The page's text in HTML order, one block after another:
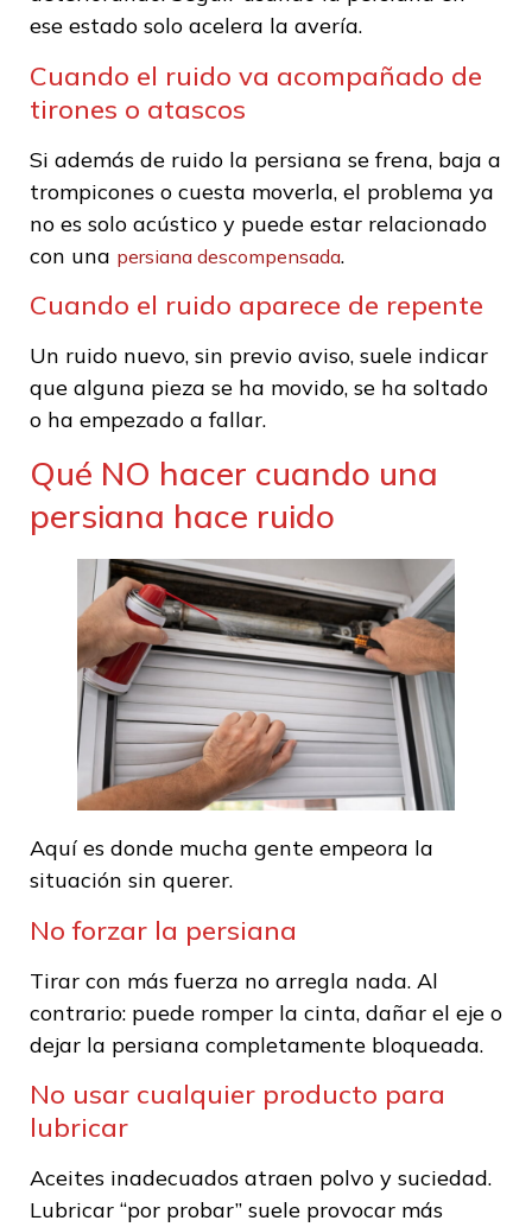
ese estado solo acelera la avería.
Cuando el ruido va acompañado de
tirones o atascos
Si además de ruido la persiana se frena, baja a
trompicones o cuesta moverla, el problema ya
no es solo acústico y puede estar relacionado
con una persiana descompensada.
Cuando el ruido aparece de repente
Un ruido nuevo, sin previo aviso, suele indicar
que alguna pieza se ha movido, se ha soltado
o ha empezado a fallar.
Qué NO hacer cuando una
persiana hace ruido
Aquí es donde mucha gente empeora la
situación sin querer.
No forzar la persiana
Tirar con más fuerza no arregla nada. Al
contrario: puede romper la cinta, dañar el eje o
dejar la persiana completamente bloqueada.
No usar cualquier producto para
lubricar
Aceites inadecuados atraen polvo y suciedad.
Lubricar “por probar” suele provocar más